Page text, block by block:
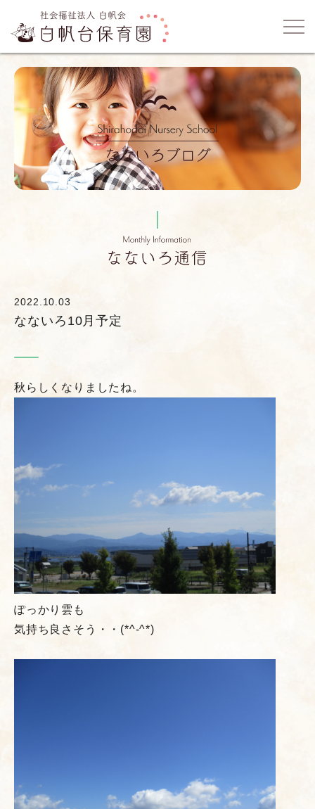
2022.10.03
なないろ10月予定
秋らしくなりましたね。
ぽっかり雲も
気持ち良さそう・・(*^-^*)